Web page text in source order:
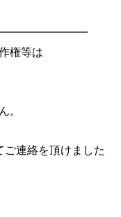
権等は
。
連絡を頂けました